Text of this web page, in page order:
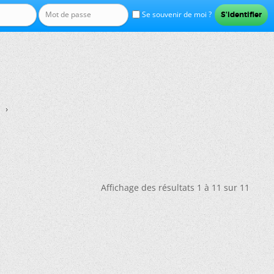
Se souvenir de moi ?
Affichage des résultats 1 à 11 sur 11